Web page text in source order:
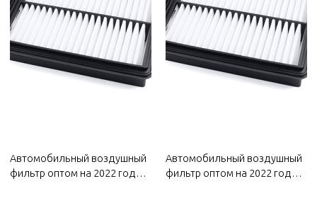
Автомобильный воздушный
фильтр оптом на 2022 год
Автомобильный воздушный
фильтр оптом на 2022 год